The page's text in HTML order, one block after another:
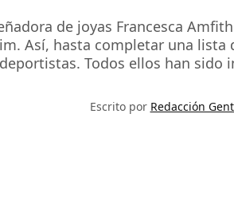
de joyas Francesca
Así, hasta completar una
Todos ellos han
Escrito por Redacción